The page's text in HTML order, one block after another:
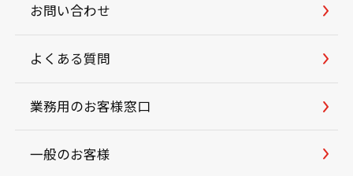
お問い合わせ
よくある質問
業務用のお客様窓口
一般のお客様